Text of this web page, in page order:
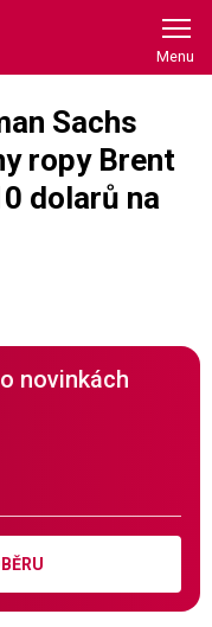
Sachs
ropy Brent
dolarů na
novinkách